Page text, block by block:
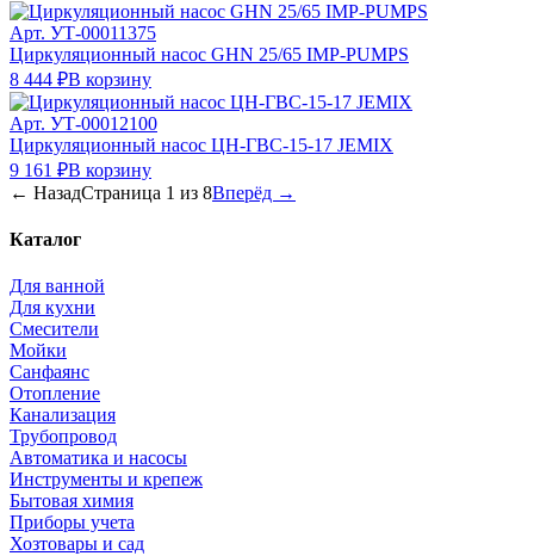
Арт. УТ-00011375
Циркуляционный насос GHN 25/65 IMP-PUMPS
8 444 ₽В корзину
Арт. УТ-00012100
Циркуляционный насос ЦН-ГВС-15-17 JEMIX
9 161 ₽В корзину
← НазадСтраница 1 из 8Вперёд →
Каталог
Для ванной
Для кухни
Смесители
Мойки
Санфаянс
Отопление
Канализация
Трубопровод
Автоматика и насосы
Инструменты и крепеж
Бытовая химия
Приборы учета
Хозтовары и сад